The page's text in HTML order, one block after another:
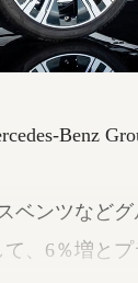
Benz
ベンツなど
、6％増とプ